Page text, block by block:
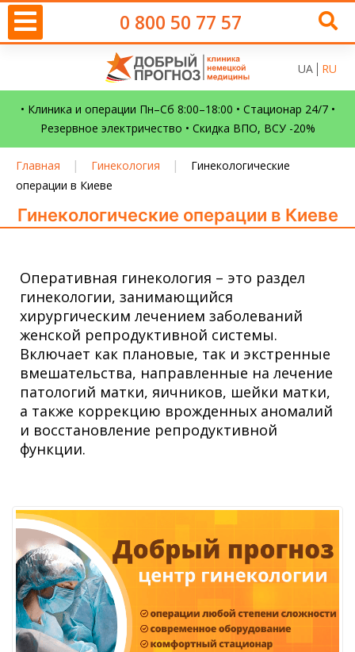
0 800 50 77 57
UA RU
• Клиника и операции Пн–Сб 8:00–18:00 • Стационар 24/7 •
Резервное электричество • Скидка ВПО, ВСУ -20%
Главная | Гинекология |
Гинекологические
операции в Киеве
Гинекологические операции в Киеве
Оперативная гинекология – это раздел
гинекологии, занимающийся
хирургическим лечением заболеваний
женской репродуктивной системы.
Включает как плановые, так и экстренные
вмешательства, направленные на лечение
патологий матки, яичников, шейки матки,
а также коррекцию врожденных аномалий
и восстановление репродуктивной
функции.